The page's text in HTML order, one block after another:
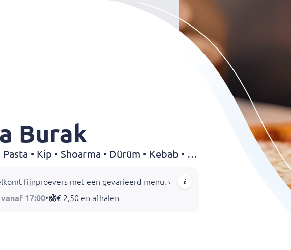
Burak
Kapsalon • Pizza • Pasta • Kip • Shoarma • Dürüm • Kebab • Döner
fijnproevers met een gevarieerd menu, variërend van verrukkelijke friet
17:00• € 2,50 en afhalen